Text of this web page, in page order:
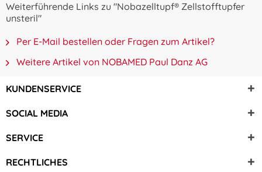
Weiterführende Links zu "Nobazelltupf® Zellstofftupfer
unsteril"
Per E-Mail bestellen oder Fragen zum Artikel?
Weitere Artikel von NOBAMED Paul Danz AG
KUNDENSERVICE
SOCIAL MEDIA
SERVICE
RECHTLICHES